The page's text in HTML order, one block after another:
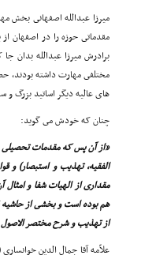
میرزا عبدالله اصفهانى بخش
مقدماتى حوزه را در اصفهان
برادرش میرزا عبدالله بدان
مختلفى مهارت داشته بودند،
هاى عالیه دیگر اساتید بزرگ
چنان که خودش مى گوید:
«از آن پس که مقدمات تحصیلى
الفقیه، تهذیب و استبصار) و
مقدارى از الهیات شفا و
هم بوده است و بخشى از حاشیه
از تهذیب و شرح مختصر الاصول
علاّمه آقا جمال الدین